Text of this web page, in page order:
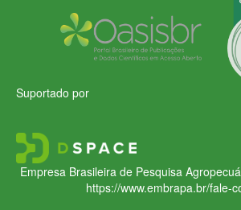
Suportado por
Empresa Brasileira de Pesquisa
https://www.embrapa.br/fale-